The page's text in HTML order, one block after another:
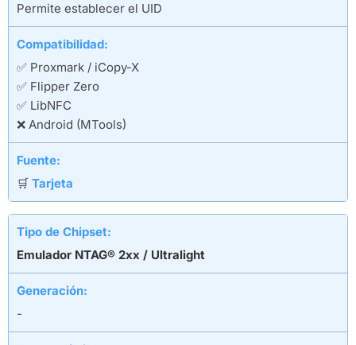
Permite establecer el UID
Compatibilidad:
✅ Proxmark / iCopy-X
✅ Flipper Zero
✅ LibNFC
❌ Android (MTools)
Fuente:
🛒 Tarjeta
Tipo de Chipset:
Emulador NTAG® 2xx / Ultralight
Generación:
-